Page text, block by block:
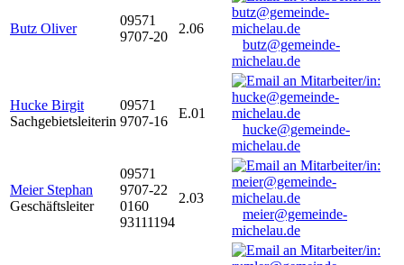
Butz Oliver
09571
9707-20
2.06
butz@gemeinde-
michelau.de
Hucke Birgit
Sachgebietsleiterin
09571
9707-16
E.01
hucke@gemeinde-
michelau.de
Meier Stephan
Geschäftsleiter
09571
9707-22
0160
93111194
2.03
meier@gemeinde-
michelau.de